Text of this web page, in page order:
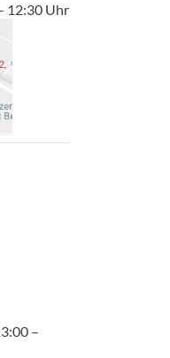
12:30 Uhr
–